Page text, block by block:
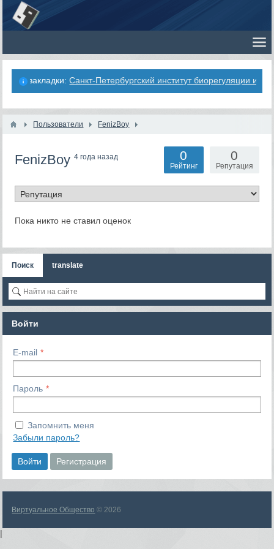
закладки: Санкт-Петербургский институт биорегуляции и
Пользователи FenizBoy
FenizBoy4 года назад 0
Репутация
0
Рейтинг
Пока никто не ставил оценок
Поиск translate
Войти
E-mail
Пароль
Запомнить меня
Забыли пароль?
Войти Регистрация
Виртуальное Общество © 2026
|